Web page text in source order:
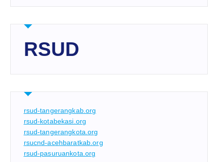
RSUD
rsud-tangerangkab.org
rsud-kotabekasi.org
rsud-tangerangkota.org
rsucnd-acehbaratkab.org
rsud-pasuruankota.org